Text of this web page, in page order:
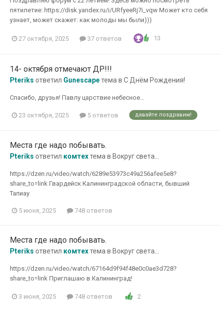
пятилетие: https://disk.yandex.ru/i/URfyeeRj7i_vqw Может кто себя
узнает, может скажет: как молоды мы были)))
27 октября, 2025 37 ответов 13
14- октября отмечают ДР!!!
Pteriks ответил Gunescapeтема в С Днём Рождения!
Спасибо, друзья! Павлу царствие небесное...
23 октября, 2025 5 ответов давайте поздравим!
Места где надо побывать.
Pteriks ответил комтехтема в Вокруг света...
https://dzen.ru/video/watch/6289e53973c49a256afee5e8?
share_to=link Гвардейск Калининградской области, бывший
Тапиау
5 июня, 2025 748 ответов
Места где надо побывать.
Pteriks ответил комтехтема в Вокруг света...
https://dzen.ru/video/watch/67164d9f94f48e0c0ae3d728?
share_to=link Приглашаю в Калининград!
3 июня, 2025 748 ответов 2